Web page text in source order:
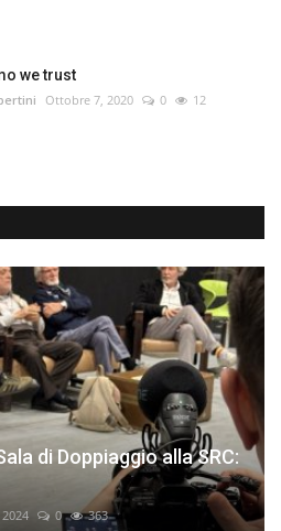
we trust
Ottobre 7, 2020 0 12
di Doppiaggio alla SRC:
0 363